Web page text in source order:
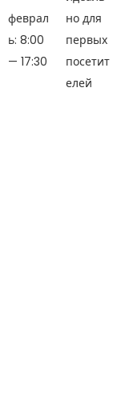
феврал
ь: 8:00
— 17:30
но для
первых
посетит
елей